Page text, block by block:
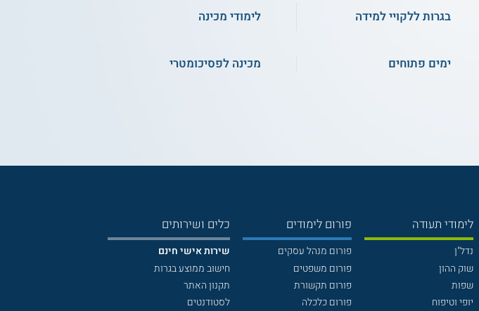
בגרות ללקויי למידה לימודי מכינה
ימים פתוחים מכינה לפסיכומטרי
לימודי תעודה
נדל"ן
שוק ההון
שפות
יופי וטיפוח
פורום לימודים
פורום מנהל עסקים
פורום משפטים
פורום תקשורת
פורום כלכלה
כלים ושירותים
שירות אישי חינם
חישוב ממוצע בגרות
תקנון האתר
לסטודנטים